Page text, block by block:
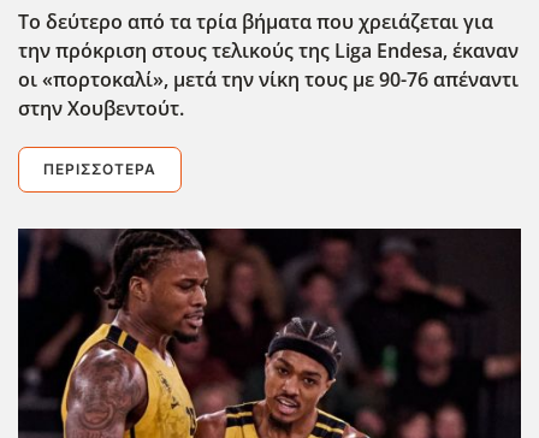
Το δεύτερο από τα τρία βήματα που χρειάζεται για
την πρόκριση στους τελικούς της Liga Endesa, έκαναν
οι «πορτοκαλί», μετά την νίκη τους με 90-76 απέναντι
στην Χουβεντούτ.
ΠΕΡΙΣΣΌΤΕΡΑ